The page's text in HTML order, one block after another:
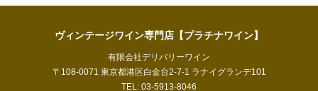
ヴィンテージワイン専門店【プラチナワイン】
有限会社デリバリーワイン
〒108-0071 東京都港区白金台2-7-1 ラナイグランデ101
TEL: 03-5913-8046